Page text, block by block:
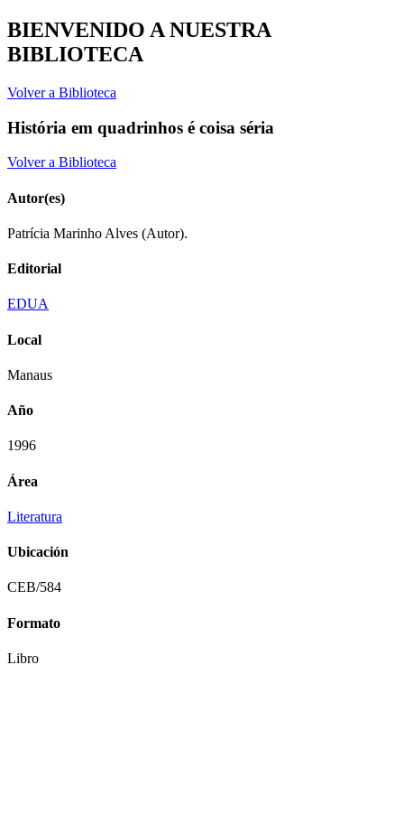
BIENVENIDO A NUESTRA
BIBLIOTECA
Volver a Biblioteca
História em quadrinhos é coisa séria
Volver a Biblioteca
Autor(es)
Patrícia Marinho Alves (Autor).
Editorial
EDUA
Local
Manaus
Año
1996
Área
Literatura
Ubicación
CEB/584
Formato
Libro